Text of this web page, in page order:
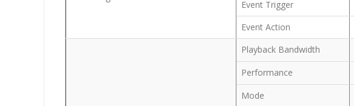
Event Trigger
Event Action
Playback Bandwidth
Performance
Mode